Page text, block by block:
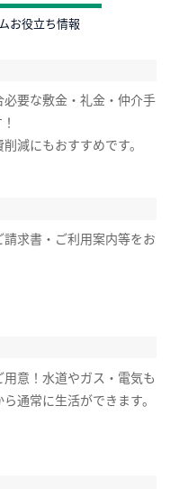
お役立ち情報
要な敷金・礼金・仲介手
減にもおすすめです。
求書・ご利用案内等をお
意！水道やガス・電気も
通常に生活ができます。